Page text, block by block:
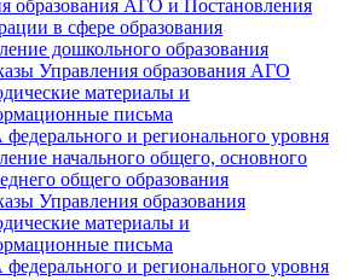
образования АГО и Постановления
в сфере образования
дошкольного образования
Управления образования АГО
материалы и
письма
и регионального уровня
начального общего, основного
общего образования
Управления образования
материалы и
письма
и регионального уровня